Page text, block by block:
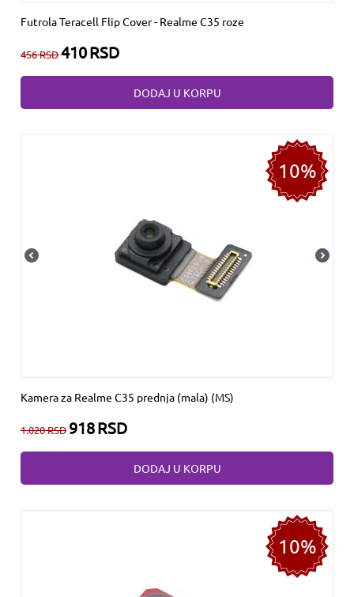
Futrola Teracell Flip Cover - Realme C35 roze
456RSD410RSD
DODAJ U KORPU
10%
Kamera za Realme C35 prednja (mala) (MS)
1.020RSD 918RSD
DODAJ U KORPU
10%